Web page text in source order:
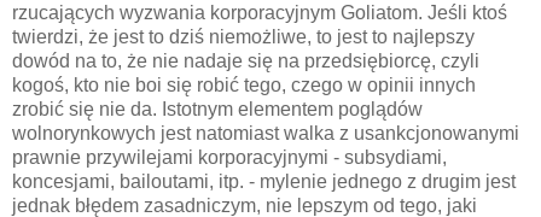
rzucających wyzwania korporacyjnym Goliatom. Jeśli ktoś
twierdzi, że jest to dziś niemożliwe, to jest to najlepszy
dowód na to, że nie nadaje się na przedsiębiorcę, czyli
kogoś, kto nie boi się robić tego, czego w opinii innych
zrobić się nie da. Istotnym elementem poglądów
wolnorynkowych jest natomiast walka z usankcjonowanymi
prawnie przywilejami korporacyjnymi - subsydiami,
koncesjami, bailoutami, itp. - mylenie jednego z drugim jest
jednak błędem zasadniczym, nie lepszym od tego, jaki